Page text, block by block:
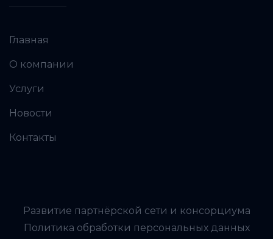
Главная
О компании
Услуги
Новости
Контакты
Развитие партнёрской сети и консорциума
Политика обработки персональных данных